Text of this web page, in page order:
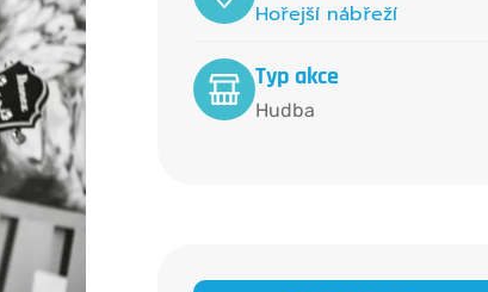
Hořejší nábřeží
Typ akce
Hudba